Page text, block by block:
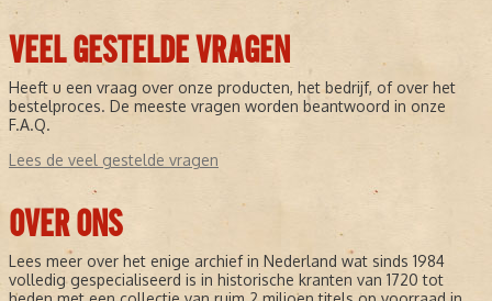
VEEL GESTELDE VRAGEN
Heeft u een vraag over onze producten, het bedrijf, of over het
bestelproces. De meeste vragen worden beantwoord in onze
F.A.Q.
Lees de veel gestelde vragen
OVER ONS
Lees meer over het enige archief in Nederland wat sinds 1984
volledig gespecialiseerd is in historische kranten van 1720 tot